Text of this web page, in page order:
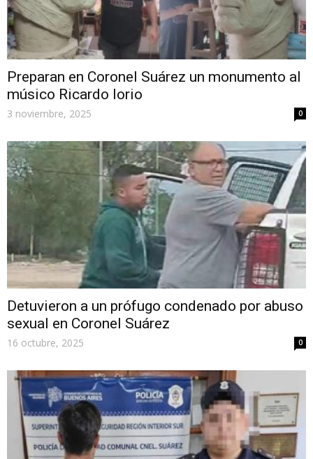
Preparan en Coronel Suárez un monumento al
músico Ricardo Iorio
3 noviembre, 2025 0
Detuvieron a un prófugo condenado por abuso
sexual en Coronel Suárez
16 octubre, 2025 0